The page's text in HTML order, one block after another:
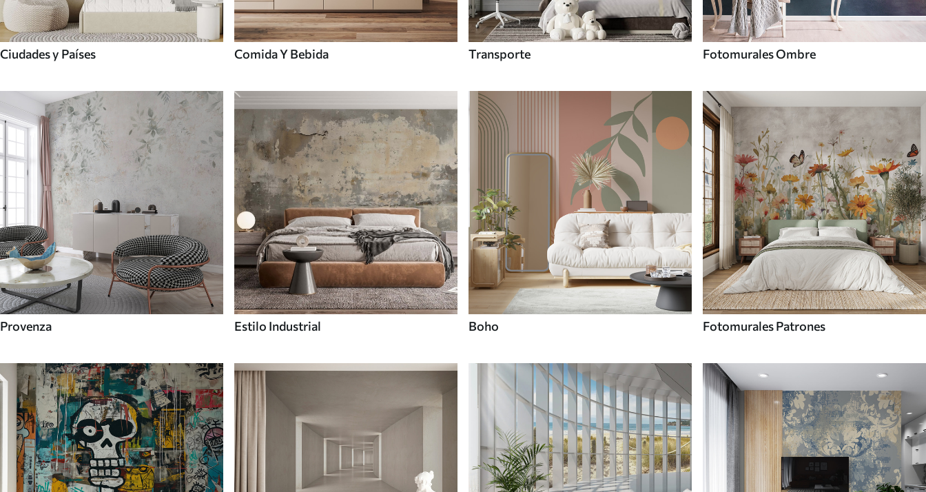
Ciudades y Países Comida Y Bebida Transporte Fotomurales Ombre
Provenza Estilo Industrial Boho Fotomurales Patrones